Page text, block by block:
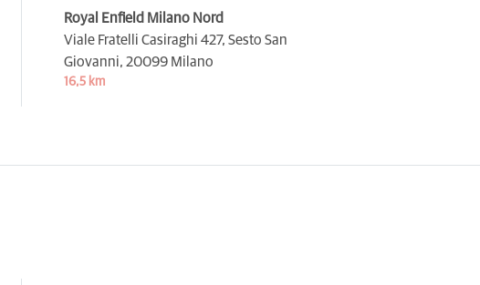
Royal Enfield Milano Nord
Viale Fratelli Casiraghi 427, Sesto San
Giovanni, 20099 Milano
16,5 km